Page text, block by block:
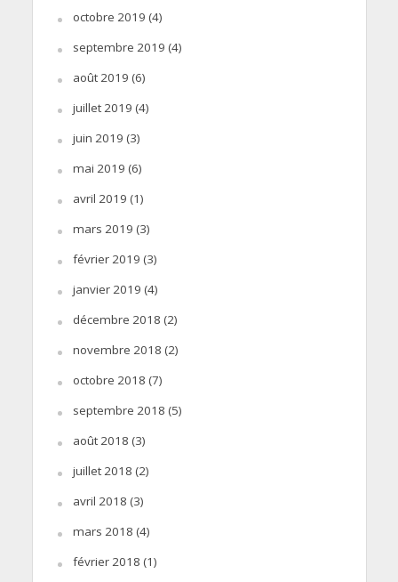
octobre 2019 (4)
septembre 2019 (4)
août 2019 (6)
juillet 2019 (4)
juin 2019 (3)
mai 2019 (6)
avril 2019 (1)
mars 2019 (3)
février 2019 (3)
janvier 2019 (4)
décembre 2018 (2)
novembre 2018 (2)
octobre 2018 (7)
septembre 2018 (5)
août 2018 (3)
juillet 2018 (2)
avril 2018 (3)
mars 2018 (4)
février 2018 (1)